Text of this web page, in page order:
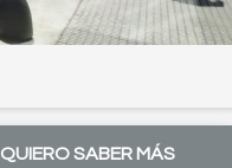
QUIERO SABER MÁS